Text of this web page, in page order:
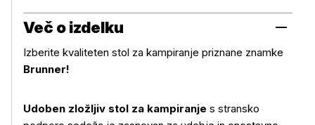
Več o izdelku
Izberite kvaliteten stol za kampiranje priznane znamke
Brunner!
Udoben zložljiv stol za kampiranje s stransko